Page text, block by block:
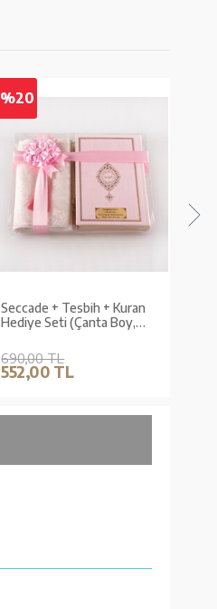
%20
Seccade + Tesbih + Kuran
Hediye Seti (Çanta Boy,
690,00 TL
552,00 TL